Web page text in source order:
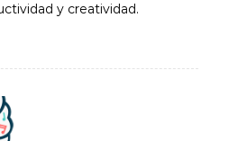
y creatividad.